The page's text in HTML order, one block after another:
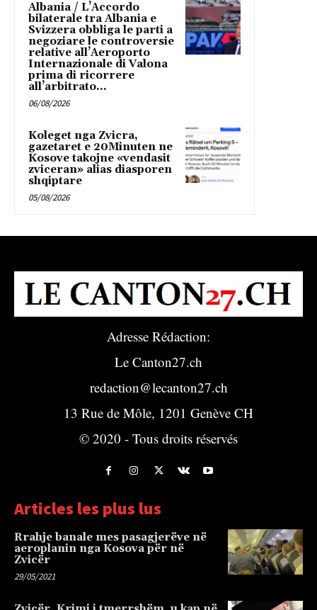
Albania / L’Accordo
bilaterale tra Albania e
Svizzera obbliga le parti a
negoziare le controversie
relative all’Aeroporto
Internazionale di Valona
prima di ricorrere
all’arbitrato...
06/08/2026
Koleget nga Zvicra,
gazetaret e 20Minuten ne
Kosove takojne «vendasit
zviceran» alias diasporen
shqiptare
05/08/2026
Adresse Rédaction:
Le Canton27.ch
redaction@lecanton27.ch
13 Rue de Môle, 1201 Genève CH
© 2020 - Tous droits réservés
Articles les plus lus
Rrahje banale mes pasagjerëve në
aeroplanin nga Kosova për në
Zvicër
29/05/2021